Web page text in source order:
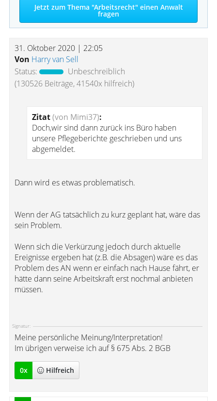
Jetzt zum Thema "Arbeitsrecht" einen Anwalt
fragen
31. Oktober 2020 | 22:05
Von Harry van Sell
Status:
Unbeschreiblich
(130526 Beiträge, 41540x hilfreich)
Zitat(von Mimi37):
Doch,wir sind dann zurück ins Büro haben
unsere Pflegeberichte geschrieben und uns
abgemeldet.
Dann wird es etwas problematisch.
Wenn der AG tatsächlich zu kurz geplant hat, wäre das
sein Problem.
Wenn sich die Verkürzung jedoch durch aktuelle
Ereignisse ergeben hat (z.B. die Absagen) wäre es das
Problem des AN wenn er einfach nach Hause fährt, er
hätte dann seine Arbeitskraft erst nochmal anbieten
müssen.
Signatur:
Meine persönliche Meinung/Interpretation!
Im übrigen verweise ich auf § 675 Abs. 2 BGB
0x Hilfreich